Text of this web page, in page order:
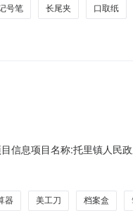
号笔 长尾夹 口取纸
信息项目名称:托里镇人民
县复兴北路采购单
器 美工刀 档案盒